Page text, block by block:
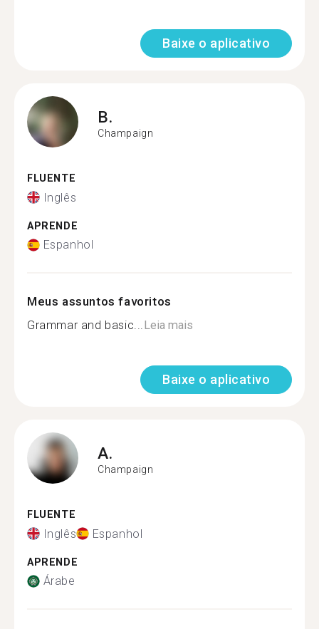
Baixe o aplicativo
B.
Champaign
FLUENTE
Inglês
APRENDE
Espanhol
Meus assuntos favoritos
Grammar and basic...Leia mais
Baixe o aplicativo
A.
Champaign
FLUENTE
Inglês Espanhol
APRENDE
Árabe